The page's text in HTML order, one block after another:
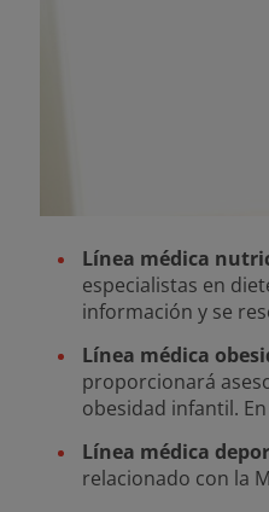
Línea médica
especialistas en
información y se
Línea médica
proporcionará
obesidad infantil.
Línea médica
relacionado con la